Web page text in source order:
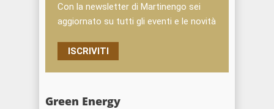
Con la newsletter di Martinengo sei
aggiornato su tutti gli eventi e le novità
ISCRIVITI
Green Energy